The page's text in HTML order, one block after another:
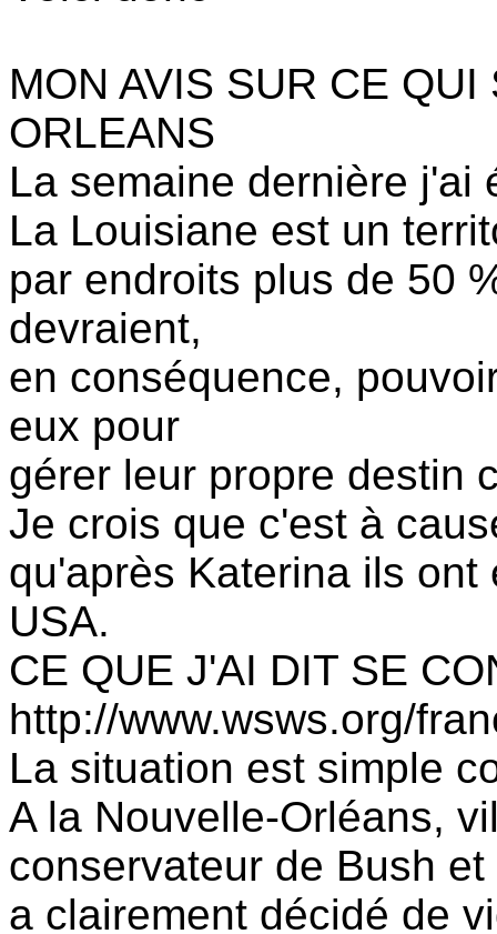
MON AVIS SUR CE
ORLEANS
La semaine dernière j'ai
La Louisiane est un
par endroits plus de 50
devraient,
en conséquence,
eux pour
gérer leur propre destin
Je crois que c'est à
qu'après Katerina ils
USA.
CE QUE J'AI DIT SE
http://www.wsws.org/
La situation est simple
A la Nouvelle-Orléans,
conservateur de Bush
a clairement décidé de